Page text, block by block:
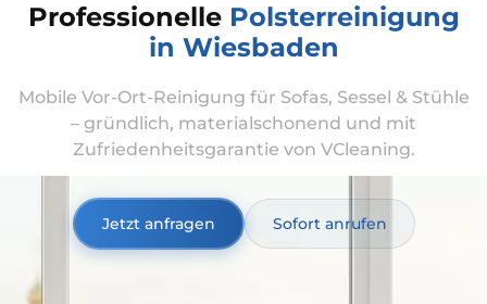
Professionelle Polsterreinigung
in Wiesbaden
Mobile Vor-Ort-Reinigung für Sofas, Sessel & Stühle
– gründlich, materialschonend und mit
Zufriedenheitsgarantie von VCleaning.
Jetzt anfragen Sofort anrufen